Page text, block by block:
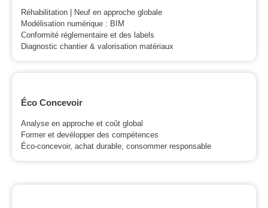
Réhabilitation | Neuf en approche globale
Modélisation numérique : BIM
Conformité réglementaire et des labels
Diagnostic chantier & valorisation matériaux
Éco Concevoir
Analyse en approche et coût global
Former et devélopper des compétences
Éco-concevoir, achat durable, consommer responsable